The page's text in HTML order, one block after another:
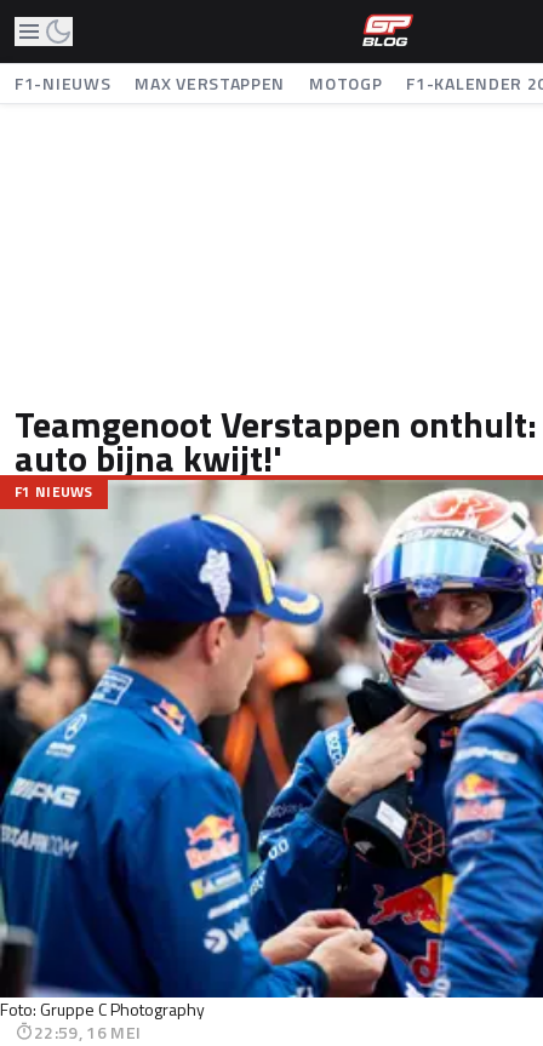
F1-NIEUWS MAX VERSTAPPEN MOTOGP F1-KALENDER
Teamgenoot Verstappen
auto bijna kwijt!'
Foto: Gruppe C Photography
F1 NIEUWS
22:59, 16 MEI